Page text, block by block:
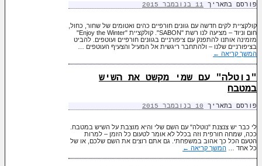
פורסם בתאריך 11 בנובמבר 2015
קולקציית לקים חדשה עם גוונים חורפיים כהים ואטומים של שחור, כחול,
חום וניוד – מציעה לנו רשת "SABON". קולקציית "Enjoy the Winter"
מזמינה אותנו להתפנק עם ציפורניים בגוונים חורפיים ועוטפים. להביט
בציפורניים שלנו – ולהתחבר ריגשית אל המעיל והצעיף העוטפים …
המשך קריאה ←
"נוטלה" עם שמי מקשט את השיש
במטבח
פורסם בתאריך 10 בנובמבר 2015
לי כבר יש צנצנת "נוטלה" עם השם שלי והיא מוצבת על השיש במטבח.
ככה, שמחה חורפית וזה בכלל לא אומר לטעום כל הזמן – למרות
הטעם הכל כך אהוב במשפחתי. גם אתם רוצים את השם שלכם, או של
כל אחד … המשך קריאה ←